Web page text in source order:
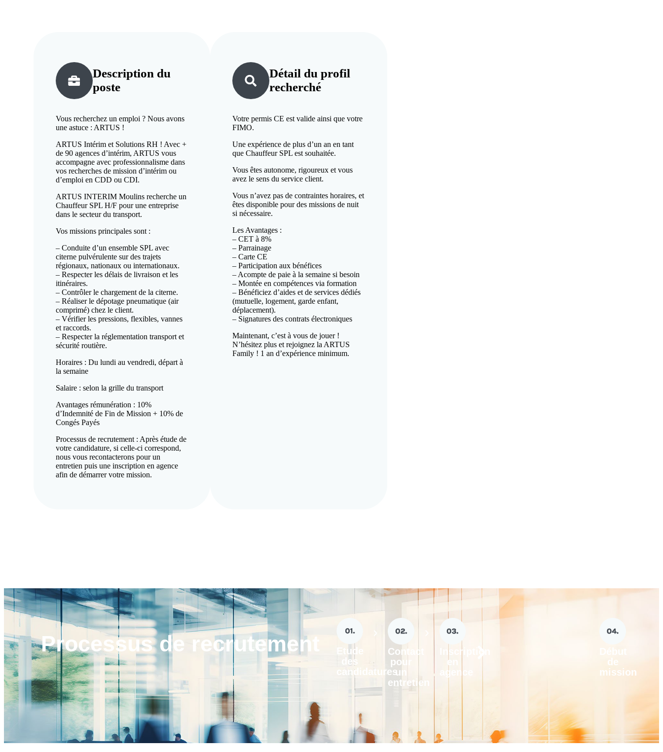
Description du
poste
Vous recherchez un emploi ? Nous avons
une astuce : ARTUS !
ARTUS Intérim et Solutions RH ! Avec +
de 90 agences d’intérim, ARTUS vous
accompagne avec professionnalisme dans
vos recherches de mission d’intérim ou
d’emploi en CDD ou CDI.
ARTUS INTERIM Moulins recherche un
Chauffeur SPL H/F pour une entreprise
dans le secteur du transport.
Vos missions principales sont :
– Conduite d’un ensemble SPL avec
citerne pulvérulente sur des trajets
régionaux, nationaux ou internationaux.
– Respecter les délais de livraison et les
itinéraires.
– Contrôler le chargement de la citerne.
– Réaliser le dépotage pneumatique (air
comprimé) chez le client.
– Vérifier les pressions, flexibles, vannes
et raccords.
– Respecter la réglementation transport et
sécurité routière.
Horaires : Du lundi au vendredi, départ à
la semaine
Salaire : selon la grille du transport
Avantages rémunération : 10%
d’Indemnité de Fin de Mission + 10% de
Congés Payés
Processus de recrutement : Après étude de
votre candidature, si celle-ci correspond,
nous vous recontacterons pour un
entretien puis une inscription en agence
afin de démarrer votre mission.
Détail duprofil
recherché
Votre permis CE est valide ainsi que votre
FIMO.
Une expérience de plus d’un an en tant
que Chauffeur SPL est souhaitée.
Vous êtes autonome, rigoureux et vous
avez le sens du service client.
Vous n’avez pas de contraintes horaires, et
êtes disponible pour des missions de nuit
si nécessaire.
Les Avantages :
– CET à 8%
– Parrainage
– Carte CE
– Participation aux bénéfices
– Acompte de paie à la semaine si besoin
– Montée en compétences via formation
– Bénéficiez d’aides et de services dédiés
(mutuelle, logement, garde enfant,
déplacement).
– Signatures des contrats électroniques
Maintenant, c’est à vous de jouer !
N’hésitez plus et rejoignez la ARTUS
Family ! 1 an d’expérience minimum.
Processus de recrutement
Etude
des
candidatures
Contact
pour
un
entretien
Inscription
en
agence
de
mission